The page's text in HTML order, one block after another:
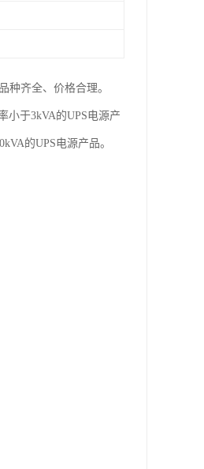
种齐全、价格合理。
小于3kVA的UPS电源产
的UPS电源产品。